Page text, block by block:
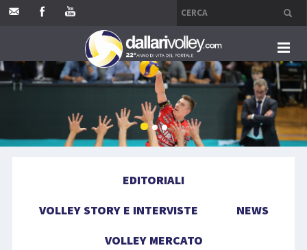
HOME
EDITORIALI
VOLLEY MERCATO
EDITORIALI
VOLLEY STORY E INTERVISTE
NEWS
VOLLEY MERCATO